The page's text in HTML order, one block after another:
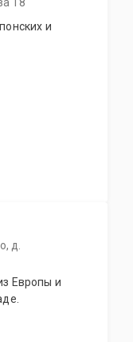
и
д.
Европы и